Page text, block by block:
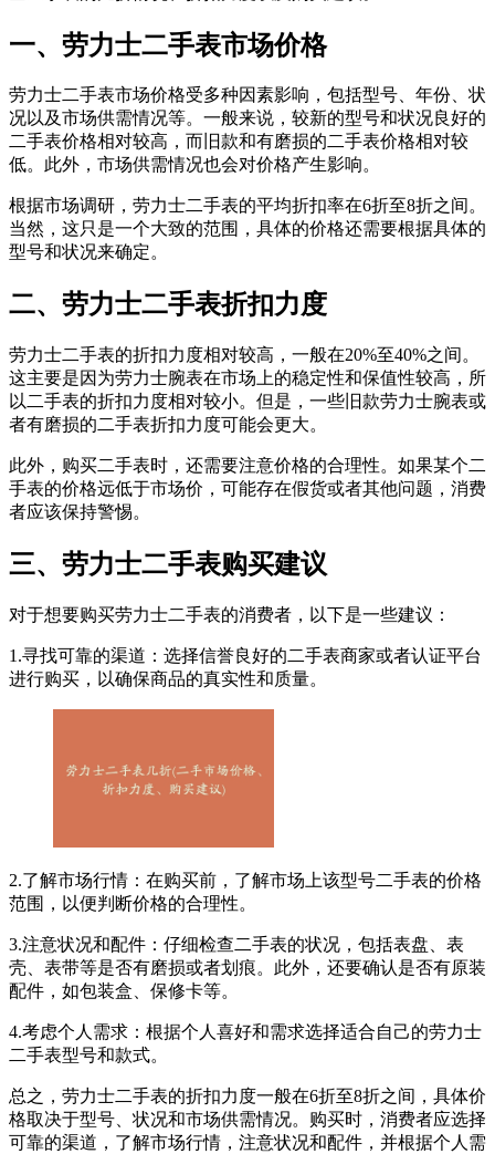
一、劳力士二手表市场价格
劳力士二手表市场价格受多种因素影响，包括型号、年份、状
况以及市场供需情况等。一般来说，较新的型号和状况良好的
二手表价格相对较高，而旧款和有磨损的二手表价格相对较
低。此外，市场供需情况也会对价格产生影响。
根据市场调研，劳力士二手表的平均折扣率在6折至8折之间。
当然，这只是一个大致的范围，具体的价格还需要根据具体的
型号和状况来确定。
二、劳力士二手表折扣力度
劳力士二手表的折扣力度相对较高，一般在20%至40%之间。
这主要是因为劳力士腕表在市场上的稳定性和保值性较高，所
以二手表的折扣力度相对较小。但是，一些旧款劳力士腕表或
者有磨损的二手表折扣力度可能会更大。
此外，购买二手表时，还需要注意价格的合理性。如果某个二
手表的价格远低于市场价，可能存在假货或者其他问题，消费
者应该保持警惕。
三、劳力士二手表购买建议
对于想要购买劳力士二手表的消费者，以下是一些建议：
1.寻找可靠的渠道：选择信誉良好的二手表商家或者认证平台
进行购买，以确保商品的真实性和质量。
2.了解市场行情：在购买前，了解市场上该型号二手表的价格
范围，以便判断价格的合理性。
3.注意状况和配件：仔细检查二手表的状况，包括表盘、表
壳、表带等是否有磨损或者划痕。此外，还要确认是否有原装
配件，如包装盒、保修卡等。
4.考虑个人需求：根据个人喜好和需求选择适合自己的劳力士
二手表型号和款式。
总之，劳力士二手表的折扣力度一般在6折至8折之间，具体价
格取决于型号、状况和市场供需情况。购买时，消费者应选择
可靠的渠道，了解市场行情，注意状况和配件，并根据个人需